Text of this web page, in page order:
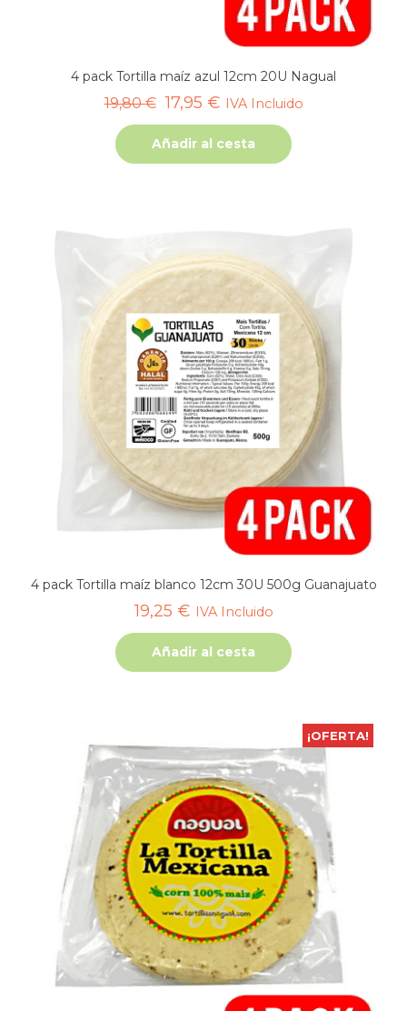
4 pack Tortilla maíz azul 12cm 20U Nagual
19,80€ El
precio
original
17,95 €El
precio
actual
IVA Incluido
Añadir al cesta
4 pack Tortilla maíz blanco 12cm 30U 500g Guanajuato
19,25 € IVA Incluido
Añadir al cesta
¡OFERTA!